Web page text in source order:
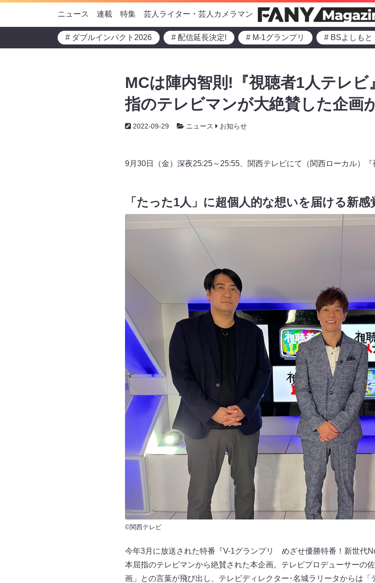
ニュース 連載 特集 芸人ライター・芸人カメラマン
# ダブルインパクト2026 # 配信延長決定! # M-1グランプリ # BSよしもと
MCは陣内智則!『視聴者1人テレ
指のテレビマンが大絶賛した企画
2022-09-29 ニュース お知らせ
9月30日（金）深夜25:25～25:55、関西テレビにて（関西ローカル）『
「たった1人」に超個人的な想いを届ける新感
©関西テレビ
今年3月に放送された特番『V-1グランプリ めざせ優勝特番！新世代
本屈指のテレビマンから絶賛された本企画。テレビプロデューサーの
画」との言葉が飛び出し、テレビディレクター･名城ラリータからは